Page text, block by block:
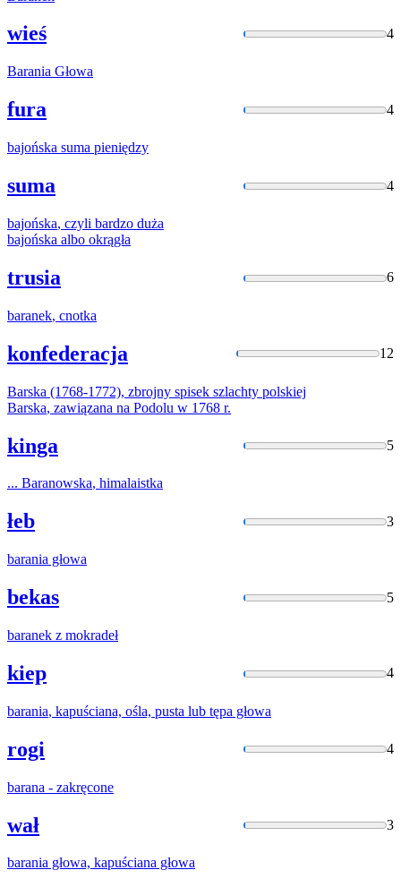
wieś 4
Barania Głowa
fura 4
bajońska suma pieniędzy
suma 4
bajońska, czyli bardzo duża
bajońska albo okrągła
trusia 6
baranek, cnotka
konfederacja 12
Barska (1768-1772), zbrojny spisek szlachty polskiej
Barska, zawiązana na Podolu w 1768 r.
kinga 5
... Baranowska, himalaistka
łeb 3
barania głowa
bekas 5
baranek z mokradeł
kiep 4
barania, kapuściana, ośla, pusta lub tępa głowa
rogi 4
barana - zakręcone
wał 3
barania głowa, kapuściana głowa